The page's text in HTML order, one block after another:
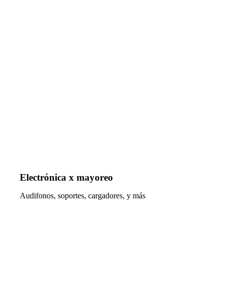
Electrónica x mayoreo
Audifonos, soportes, cargadores, y más